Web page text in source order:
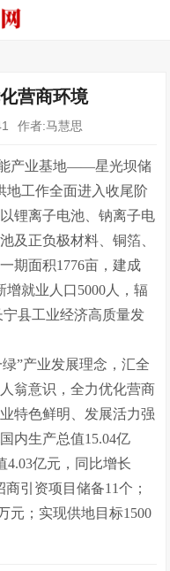
营商环境
作者:马慧思
产业基地——星光坝储
地工作全面进入收尾阶
锂离子电池、钠离子电
及正负极材料、铜箔、
期面积1776亩，建成
增就业人口5000人，辐
县工业经济高质量发
”产业发展理念，汇全
翁意识，全力优化营商
特色鲜明、发展活力强
内生产总值15.04亿
4.03亿元，同比增长
引资项目储备11个；
元；实现供地目标1500